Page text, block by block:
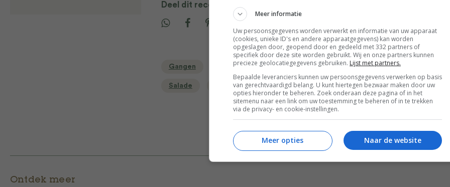
Deel dit recept
Gangen Hoofdgerecht Makkelijke recepten Recepten
Salade Snelle recepten Vis Wat eten we vandaag?
Ontdek meer
Meer informatie
Uw persoonsgegevens worden verwerkt en informatie van uw apparaat
(cookies, unieke ID's en andere apparaatgegevens) kan worden
opgeslagen door, geopend door en gedeeld met 332 partners of
specifiek door deze site worden gebruikt. Wij en onze partners kunnen
precieze geolocatiegegevens gebruiken. Lijst met partners.
Bepaalde leveranciers kunnen uw persoonsgegevens verwerken op basis
van gerechtvaardigd belang. U kunt hiertegen bezwaar maken door uw
opties hieronder te beheren. Zoek onderaan deze pagina of in het
sitemenu naar een link om uw toestemming te beheren of in te trekken
via de privacy- en cookie-instellingen.
Naar de website
Meer opties